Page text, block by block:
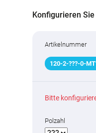
Konfigurieren
Artikelnummer
120-2-???-0-MT
Bitte
Polzahl